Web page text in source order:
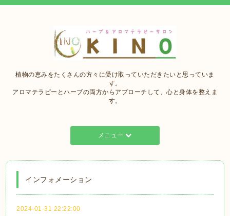
植物の恵みをたくさんの方々に受け取っていただきたいと思っていま
す。
アロマテラピーとハーブの両方からアプローチして、心と身体を整えま
す。
メニュー
インフォメーション
2024-01-31 22:22:00